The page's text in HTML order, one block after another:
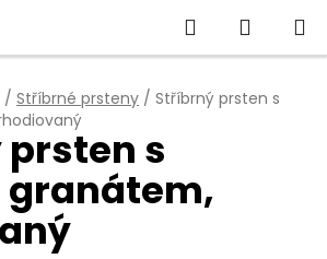
Hledat
KOŠÍK
/ Stříbrné prsteny / Stříbrný prsten s
s